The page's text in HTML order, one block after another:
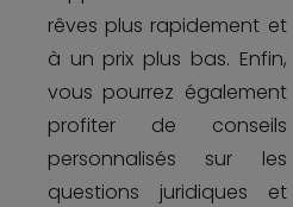
rêves plus rapidement et
à un prix plus bas. Enfin,
vous pourrez également
profiter de conseils
personnalisés sur les
questions juridiques et